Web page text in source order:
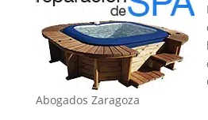
Abogados Zaragoza